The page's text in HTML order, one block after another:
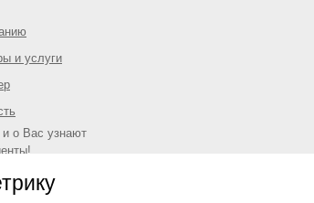
и услуги
и о Вас узнают